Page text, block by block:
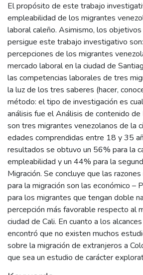
El propósito de este trabajo
empleabilidad de los migrantes
laboral caleño. Asimismo, los
persigue este trabajo investigativo
percepciones de los migrantes
mercado laboral en la ciudad de
las competencias laborales de tres
la luz de los tres saberes (hacer,
método: el tipo de investigación es
análisis fue el Análisis de contenido de
son tres migrantes venezolanos de la
edades comprendidas entre 18 y 35
resultados se obtuvo un 56% para la
empleabilidad y un 44% para la
Migración. Se concluye que las
para la migración son las económico –
para los migrantes que tengan doble
percepción más favorable respecto al
ciudad de Cali. En cuanto a los
encontró que no existen muchos
sobre la migración de extranjeros a
que sea un estudio de carácter